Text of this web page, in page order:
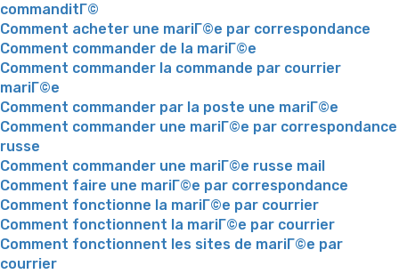
commanditГ©
Comment acheter une mariГ©e par correspondance
Comment commander de la mariГ©e
Comment commander la commande par courrier
mariГ©e
Comment commander par la poste une mariГ©e
Comment commander une mariГ©e par correspondance
russe
Comment commander une mariГ©e russe mail
Comment faire une mariГ©e par correspondance
Comment fonctionne la mariГ©e par courrier
Comment fonctionnent la mariГ©e par courrier
Comment fonctionnent les sites de mariГ©e par
courrier